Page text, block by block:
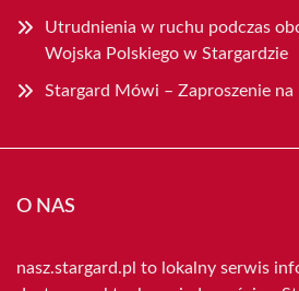
Utrudnienia w ruchu podczas
Wojska Polskiego w Stargardzie
Stargard Mówi – Zaproszenie na
O NAS
nasz.stargard.pl to lokalny serwis